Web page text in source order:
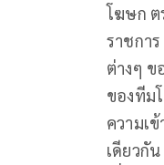
โฆษก ต
ราชกา
ต่างๆ ข
ของทีม
ความเ
เดียวกั